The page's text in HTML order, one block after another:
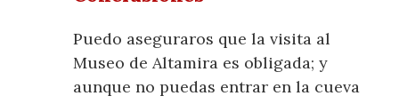
Puedo aseguraros que la visita al
Museo de Altamira es obligada; y
aunque no puedas entrar en la cueva